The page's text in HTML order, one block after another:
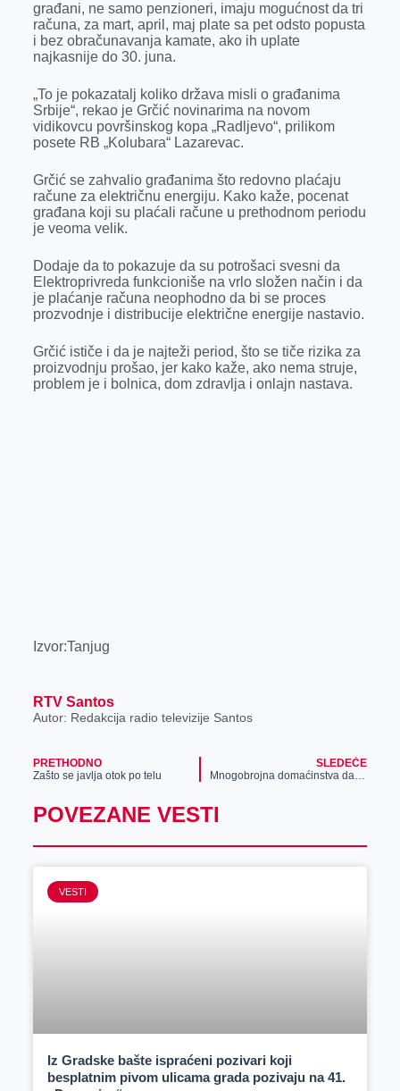
građani, ne samo penzioneri, imaju mogućnost da tri
računa, za mart, april, maj plate sa pet odsto popusta
i bez obračunavanja kamate, ako ih uplate
najkasnije do 30. juna.
„To je pokazatalj koliko država misli o građanima
Srbije“, rekao je Grčić novinarima na novom
vidikovcu površinskog kopa „Radljevo“, prilikom
posete RB „Kolubara“ Lazarevac.
Grčić se zahvalio građanima što redovno plaćaju
račune za električnu energiju. Kako kaže, pocenat
građana koji su plaćali račune u prethodnom periodu
je veoma velik.
Dodaje da to pokazuje da su potrošaci svesni da
Elektroprivreda funkcioniše na vrlo složen način i da
je plaćanje računa neophodno da bi se proces
prozvodnje i distribucije električne energije nastavio.
Grčić ističe i da je najteži period, što se tiče rizika za
proizvodnju prošao, jer kako kaže, ako nema struje,
problem je i bolnica, dom zdravlja i onlajn nastava.
Izvor:Tanjug
RTV Santos
Autor: Redakcija radio televizije Santos
PRETHODNO
Zašto se javlja otok po telu
SLEDEĆE
Mnogobrojna domaćinstva danima imaju problem sa nestankom struje u Zrenjaninu
POVEZANE VESTI
VESTI
Iz Gradske bašte ispraćeni pozivari koji
besplatnim pivom ulicama grada pozivaju na 41.